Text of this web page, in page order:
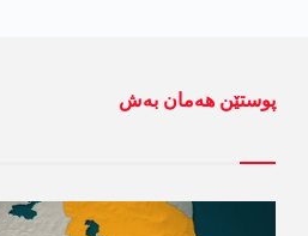
پوستێن ھەمان بەش